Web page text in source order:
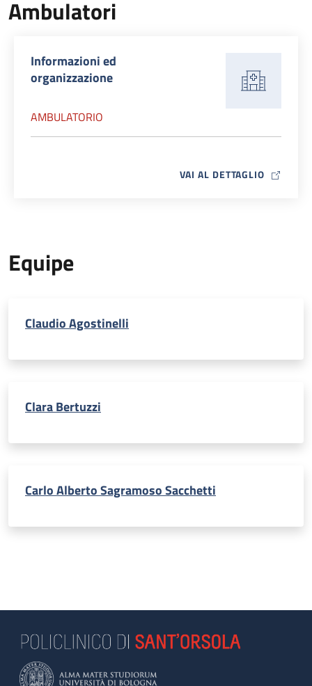
Ambulatori
Informazioni ed
organizzazione
AMBULATORIO
VAI AL DETTAGLIO MAP ICON
Equipe
Claudio Agostinelli
Clara Bertuzzi
Carlo Alberto Sagramoso Sacchetti